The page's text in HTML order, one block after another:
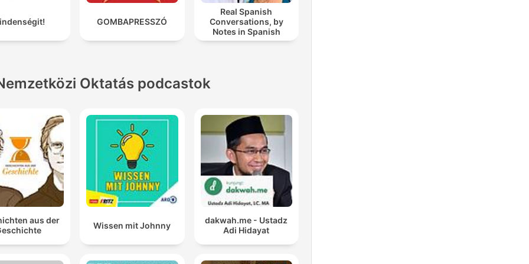
GOMBAPRESSZÓ
Real Spanish
Conversations, by
Notes in Spanish
Oktatás podcastok
aus der
Wissen mit Johnny
dakwah.me - Ustadz
Adi Hidayat